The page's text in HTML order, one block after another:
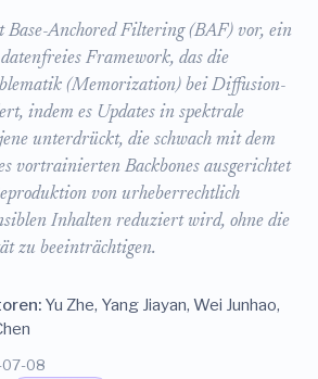
Base-Anchored Filtering (BAF) vor, ein
Framework, das die
(Memorization) bei Diffusion-
indem es Updates in spektrale
unterdrückt, die schwach mit dem
vortrainierten Backbones ausgerichtet
von urheberrechtlich
Inhalten reduziert wird, ohne die
zu beeinträchtigen.
Yu Zhe, Yang Jiayan, Wei Junhao,
08